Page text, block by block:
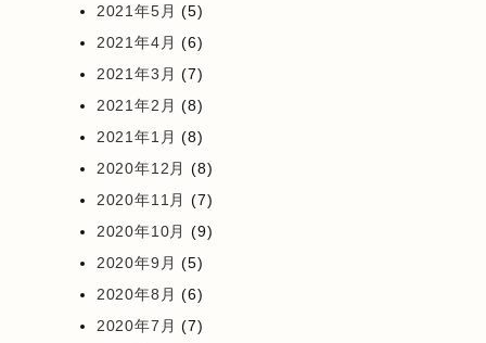
2021年5月 (5)
2021年4月 (6)
2021年3月 (7)
2021年2月 (8)
2021年1月 (8)
2020年12月 (8)
2020年11月 (7)
2020年10月 (9)
2020年9月 (5)
2020年8月 (6)
2020年7月 (7)